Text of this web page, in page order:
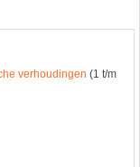
verhoudingen (1 t/m